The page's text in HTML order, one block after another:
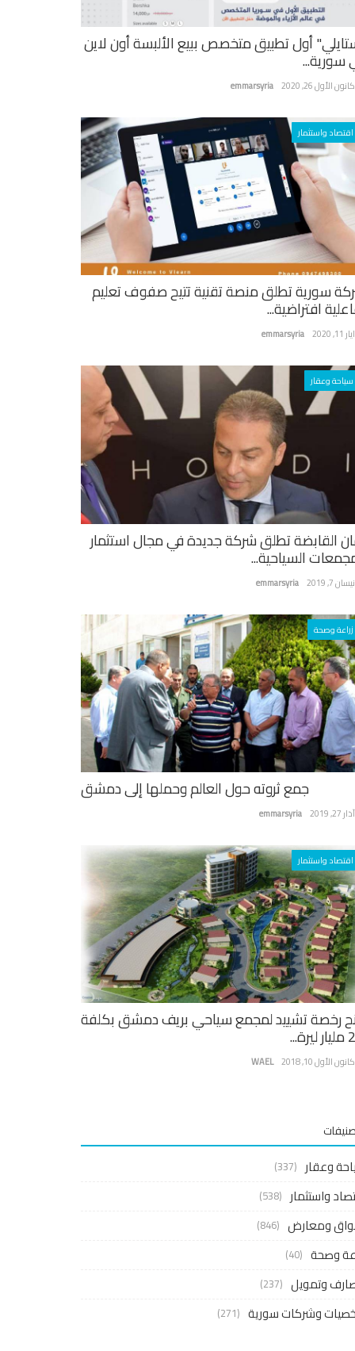
أول تطبيق متخصص ببيع الألبسة أون لاين
سورية...
emmarsyria الأول 26, 2020
اقتصاد واستثمار
سورية تطلق منصة تقنية تتيح صفوف تعليم
افتراضية...
emmarsyria 2020
سياحة وعقار
القابضة تطلق شركة جديدة في مجال استثمار
السياحية...
emmarsyria 7, 2019
زراعة وصحة
جمع ثروته حول العالم وحملها إلى دمشق
emmarsyria 2019
اقتصاد واستثمار
رخصة تشييد لمجمع سياحي بريف دمشق بكلفة
WAEL الأول 10, 2018
وعقار (337)
واستثمار (538)
ومعارض (846)
وصحة (40)
وتمويل (237)
وشركات سورية (271)